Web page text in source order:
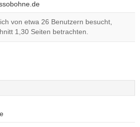
von etwa 26 Benutzern besucht,
1,30 Seiten betrachten.